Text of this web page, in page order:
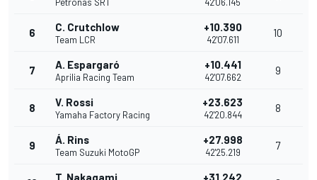
6 C. Crutchlow
Team LCR
+10.390
42'07.611
10
7 A. Espargaró
Aprilia Racing Team
+10.441
42'07.662
9
8 V. Rossi
Yamaha Factory Racing
+23.623
42'20.844
8
9 Á. Rins
Team Suzuki MotoGP
+27.998
42'25.219
7
T. Nakagami +31.242